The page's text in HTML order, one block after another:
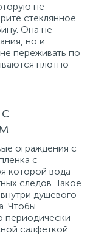
не
стеклянное
Она не
но и
переживать по
плотно
ограждения с
с
которой вода
следов. Такое
душевого
Чтобы
периодически
салфеткой